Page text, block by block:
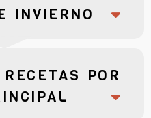
INVIERNO
POR